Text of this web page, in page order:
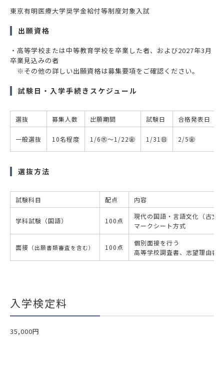
東京有明医療大学奨学金給付等制度対象入試
出願資格
・高等学校または中等教育学校を卒業した者、および2027年3月
卒業見込みの者
※その他の詳しい出願資格は募集要項をご確認ください。
試験日・入学手続きスケジュール
選抜 募集人数 出願期間 試験日 合格発表日
一般選抜 10名程度 1/6㊌～1/22㊎ 1/31㊐ 2/5㊎
選抜方法
試験科目 配点 内容
学科試験（国語） 100点
現代の国語・言語文化（古文
マークシート方式
面接 （出願書類審査を含む） 100点
個別面接を行う
高等学校調査書、志望理由書
入学検定料
35,000円